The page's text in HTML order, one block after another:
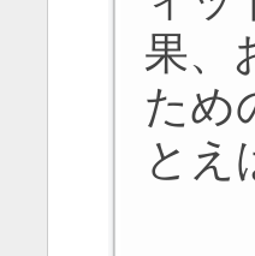
果、
ため
とえ